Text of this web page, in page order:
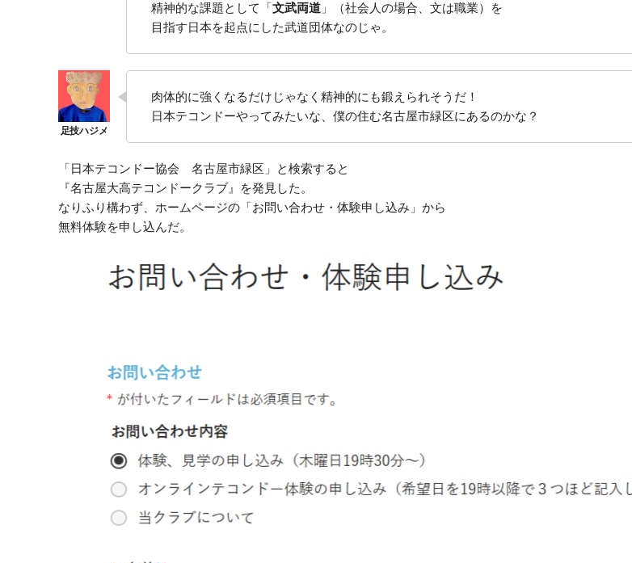
精神的な課題として「文武両道 」（社会人の場合、文は職業）を
目指す日本を起点にした武道団体なのじゃ。
肉体的に強くなるだけじゃなく精神的にも鍛えられそうだ！
日本テコンドーやってみたいな、僕の住む名古屋市緑区にあるのかな？
「日本テコンドー協会 名古屋市緑区」と検索すると
『名古屋大高テコンドークラブ』を発見した。
なりふり構わず、ホームページの「お問い合わせ・体験申し込み」から
無料体験を申し込んだ。